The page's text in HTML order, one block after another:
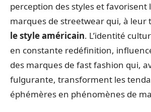
perception des styles et favorisent
marques de streetwear qui, à leur
le style américain. L’identité
en constante redéfinition,
des marques de fast fashion qui,
fulgurante, transforment les
éphémères en phénomènes de